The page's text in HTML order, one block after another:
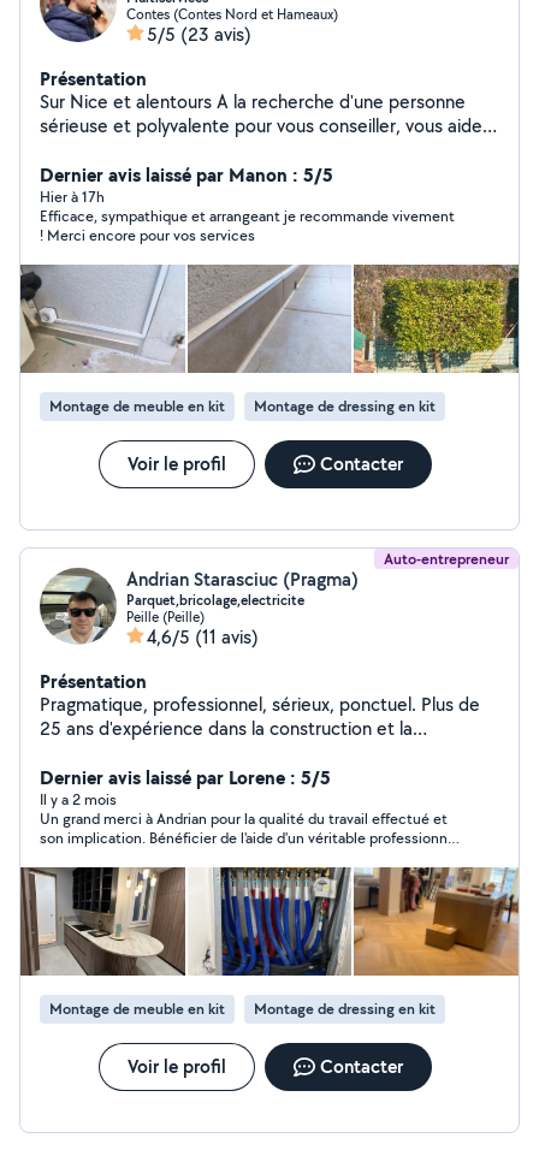
Contes (Contes Nord et Hameaux)
5/5 (23 avis)
Présentation
Sur Nice et alentours A la recherche d'une personne
sérieuse et polyvalente pour vous conseiller, vous aider
intérieurs/extérieurs ? Bricoleur expérimenté, je vous
propose mes services pour tout type de prestations,
qu'il s'agisse de simples conseils, de services du
quotidien ou de vos projets bricolages, travaux
intérieurs (tous corps de métier), jardin, mécanique...
Partenaire de confiance, expérimenté et rigoureux,
équipé et à l'écoute du besoin, je vous garantis des
prestations proches d'un professionnel, sans le coût
associé. Au plaisir de vous rencontrer, Nicolas
Dernier avis laissé par Manon : 5/5
Hier à 17h
Efficace, sympathique et arrangeant je recommande vivement
! Merci encore pour vos services
Montage de meuble en kit Montage de dressing en kit
Voir le profil Contacter
Auto-entrepreneur
Andrian Starasciuc (Pragma)
Parquet,bricolage,electricite
Peille (Peille)
4,6/5 (11 avis)
Présentation
Pragmatique, professionnel, sérieux, ponctuel. Plus de
25 ans d'expérience dans la construction et la
Dernier avis laissé par Lorene : 5/5
Il y a 2 mois
Un grand merci à Andrian pour la qualité du travail effectué et
son implication. Bénéficier de l'aide d'un véritable professionnel
est ponctuel, agréable et très efficace. je recommande +++
Montage de meuble en kit Montage de dressing en kit
Voir le profil Contacter